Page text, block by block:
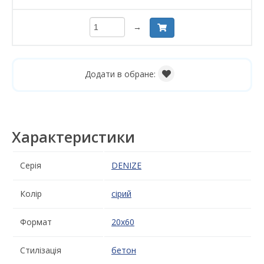
→
Додати в обране:
Характеристики
Серія DENIZE
Колір сірий
Формат 20x60
Стилізація бетон